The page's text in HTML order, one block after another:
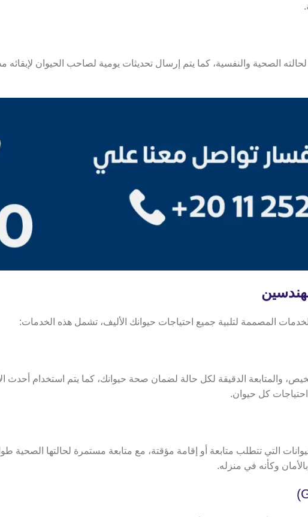
لحالته الصحية والنفسية، كما يتم إرسال تحديثات يومية لصاحب الحيوان
والمتابعة الدقيقة لكل حالة لضمان صحة حيوانك، كما يتم استخدام
كل حيوان.
التي تتطلب متابعة أو إقامة مؤقتة، مع متابعة مستمرة لحالتها الصحية
وكأنه في منزله.